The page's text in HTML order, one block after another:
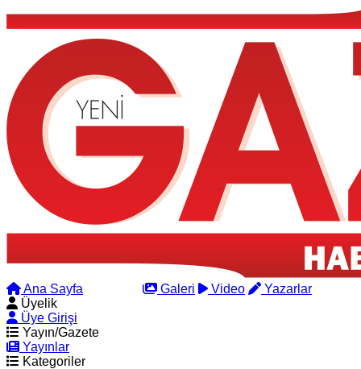
Ana Sayfa Galeri Video
Yazarlar
Üyelik
Üye Girişi
Yayın/Gazete
Yayınlar
Kategoriler